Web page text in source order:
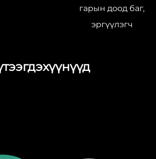
гарын доод баг,
эргүүлэгч